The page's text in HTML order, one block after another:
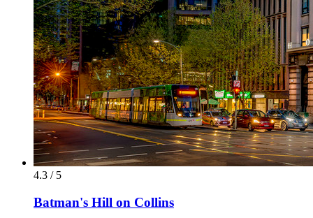
4.3 / 5
Batman's Hill on Collins